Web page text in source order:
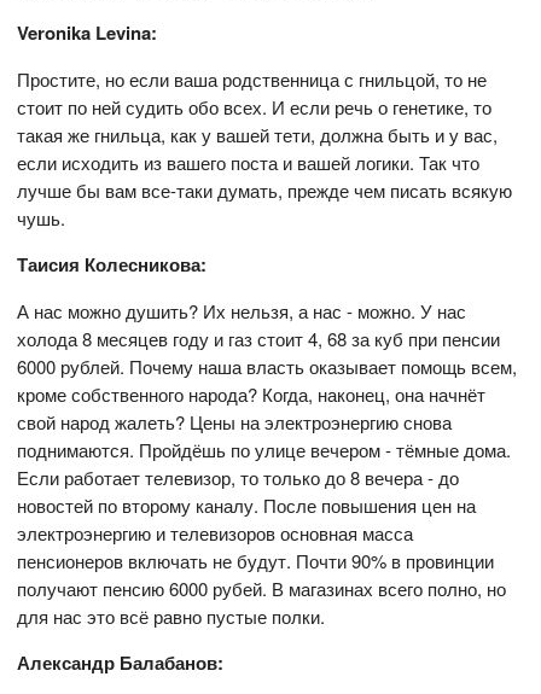
Veronika Levina:
Простите, но если ваша родственница с гнильцой, то не
стоит по ней судить обо всех. И если речь о генетике, то
такая же гнильца, как у вашей тети, должна быть и у вас,
если исходить из вашего поста и вашей логики. Так что
лучше бы вам все-таки думать, прежде чем писать всякую
чушь.
Таисия Колесникова:
А нас можно душить? Их нельзя, а нас - можно. У нас
холода 8 месяцев году и газ стоит 4, 68 за куб при пенсии
6000 рублей. Почему наша власть оказывает помощь всем,
кроме собственного народа? Когда, наконец, она начнёт
свой народ жалеть? Цены на электроэнергию снова
поднимаются. Пройдёшь по улице вечером - тёмные дома.
Если работает телевизор, то только до 8 вечера - до
новостей по второму каналу. После повышения цен на
электроэнергию и телевизоров основная масса
пенсионеров включать не будут. Почти 90% в провинции
получают пенсию 6000 рубей. В магазинах всего полно, но
для нас это всё равно пустые полки.
Александр Балабанов: